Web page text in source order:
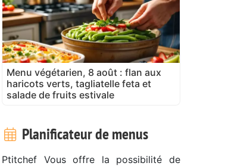
Menu végétarien, 8 août : flan aux
haricots verts, tagliatelle feta et
salade de fruits estivale
Planificateur de menus
Ptitchef Vous offre la possibilité de